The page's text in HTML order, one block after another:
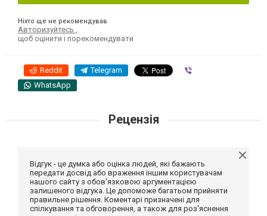
Ніхто ще не рекомендував
Авторизуйтесь
щоб оцінити і порекомендувати
Reddit Telegram
WhatsApp
Рецензія
Відгук - це думка або оцінка людей, які бажають
передати досвід або враження іншим користувачам
нашого сайту з обов'язковою аргументацією
залишеного відгука. Це допоможе багатьом прийняти
правильне рішення. Коментарі призначені для
спілкування та обговорення, а також для роз'яснення